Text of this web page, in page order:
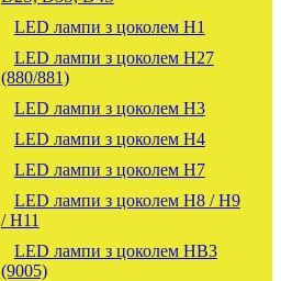
LED лампи з цоколем H1
LED лампи з цоколем H27
(880/881)
LED лампи з цоколем H3
LED лампи з цоколем H4
LED лампи з цоколем H7
LED лампи з цоколем H8 / H9
/ H11
LED лампи з цоколем HB3
(9005)